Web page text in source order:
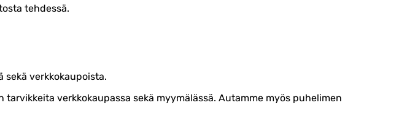
tehdessä.
verkkokaupoista.
verkkokaupassa sekä myymälässä. Autamme myös puhelimen